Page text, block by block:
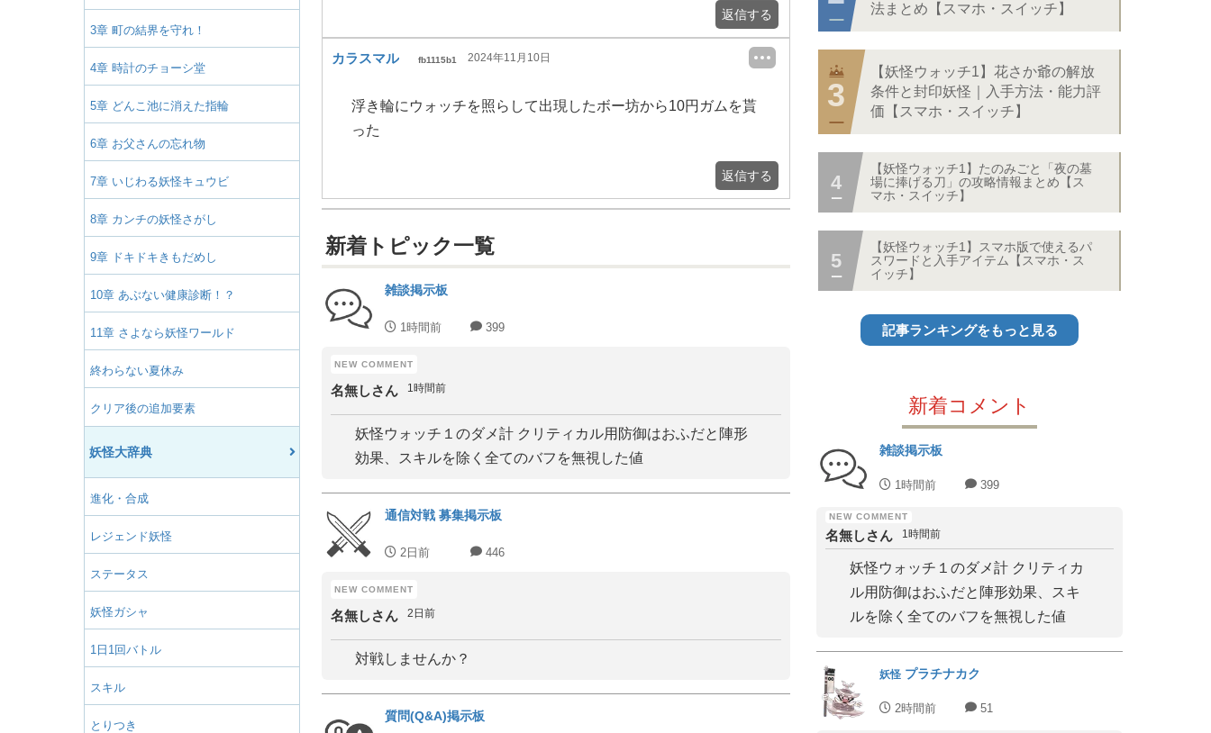
3章 町の結界を守れ！
4章 時計のチョーシ堂
5章 どんこ池に消えた指輪
6章 お父さんの忘れ物
7章 いじわる妖怪キュウビ
8章 カンチの妖怪さがし
9章 ドキドキきもだめし
10章 あぶない健康診断！？
11章 さよなら妖怪ワールド
終わらない夏休み
クリア後の追加要素
妖怪大辞典
進化・合成
レジェンド妖怪
ステータス
妖怪ガシャ
1日1回バトル
スキル
とりつき
返信する
カラスマル fb1115b1 2024年11月10日
浮き輪にウォッチを照らして出現したボー坊から10円ガムを貰
った
返信する
新着トピック一覧
雑談掲示板
1時間前 399
名無しさん 1時間前
妖怪ウォッチ１のダメ計 クリティカル用防御はおふだと陣形
効果、スキルを除く全てのバフを無視した値
通信対戦 募集掲示板
2日前 446
名無しさん 2日前
対戦しませんか？
質問(Q&A)掲示板
法まとめ【スマホ・スイッチ】
【妖怪ウォッチ1】花さか爺の解放
条件と封印妖怪｜入手方法・能力評
価【スマホ・スイッチ】
【妖怪ウォッチ1】たのみごと「夜の墓
場に捧げる刀」の攻略情報まとめ【ス
マホ・スイッチ】
【妖怪ウォッチ1】スマホ版で使えるパ
スワードと入手アイテム【スマホ・ス
イッチ】
記事ランキングをもっと見る
新着コメント
雑談掲示板
1時間前 399
名無しさん 1時間前
妖怪ウォッチ１のダメ計 クリティカ
ル用防御はおふだと陣形効果、スキ
ルを除く全てのバフを無視した値
妖怪 プラチナカク
2時間前 51